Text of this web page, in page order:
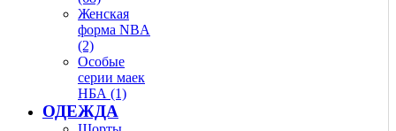
Женская
форма NBA
(2)
Особые
серии маек
НБА (1)
ОДЕЖДА